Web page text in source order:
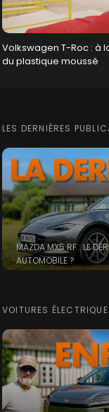
Volkswagen T-Roc : à
du plastique moussé
LES DERNIÈRES
MAZDA MX5 RF : LE
AUTOMOBILE ?
VOITURES